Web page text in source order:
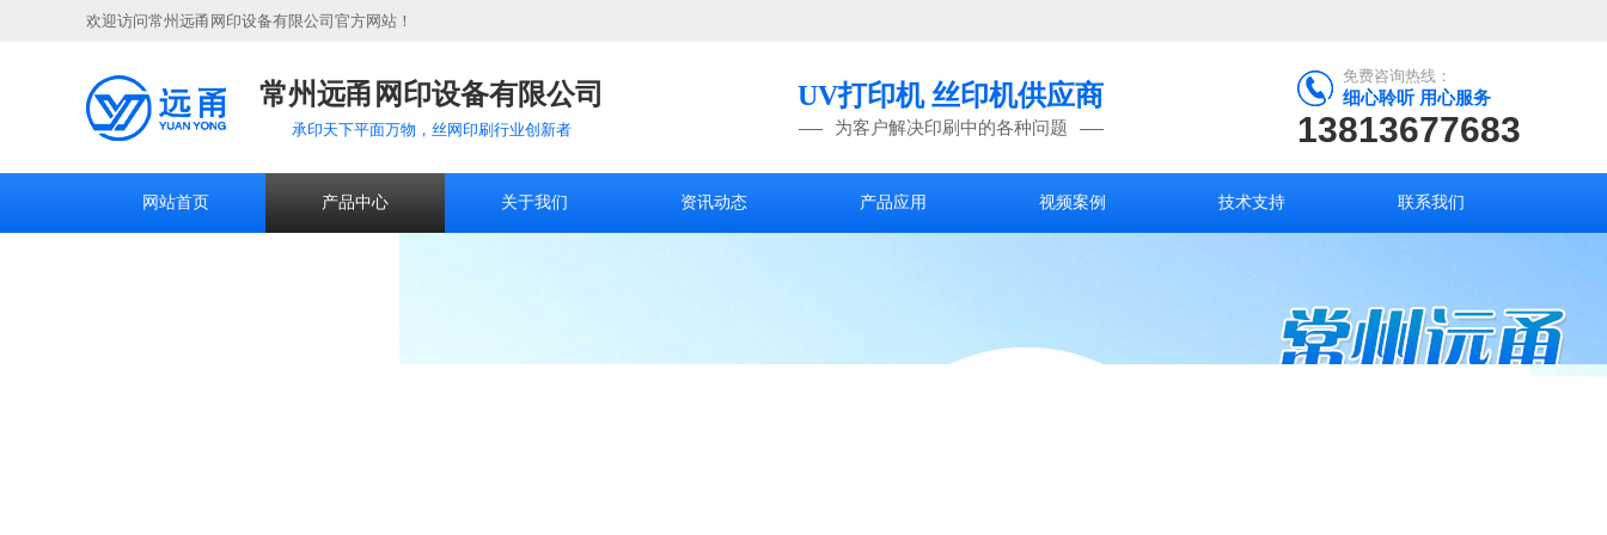
欢迎访问常州远甬网印设备有限公司官方网站！
常州远甬网印设备有限公司
承印天下平面万物，丝网印刷行业创新者
UV打印机 丝印机供应商
为客户解决印刷中的各种问题
免费咨询热线：
细心聆听 用心服务
13813677683
网站首页 产品中心 关于我们 资讯动态 产品应用 视频案例 技术支持 联系我们